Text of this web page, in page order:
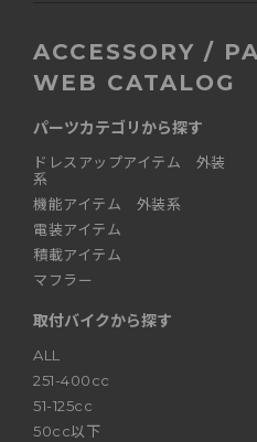
ACCESSORY /
WEB CATALOG
パーツカテゴリから探す
ドレスアップアイテム 外装
系
機能アイテム 外装系
電装アイテム
積載アイテム
マフラー
取付バイクから探す
ALL
251-400cc
51-125cc
50cc以下